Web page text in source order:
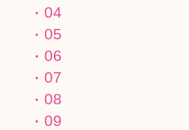
04
05
06
07
08
09